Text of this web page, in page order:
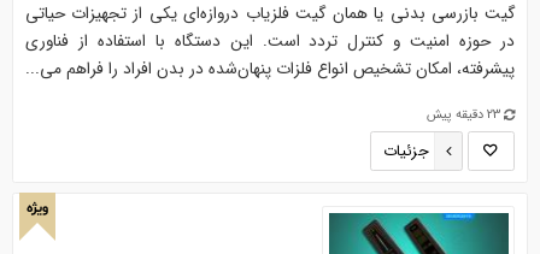
گیت بازرسی بدنی یا همان گیت فلزیاب دروازه‌ای یکی از تجهیزات حیاتی
در حوزه امنیت و کنترل تردد است. این دستگاه با استفاده از فناوری
پیشرفته، امکان تشخیص انواع فلزات پنهان‌شده در بدن افراد را فراهم می‌...
23 دقیقه پیش
جزئیات
ویژه